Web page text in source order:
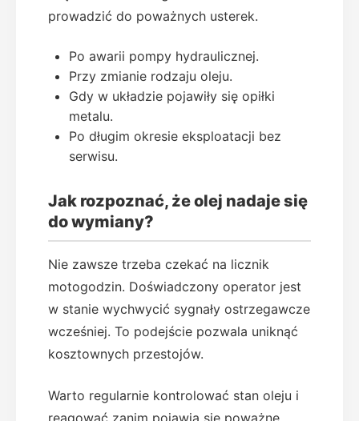
prowadzić do poważnych usterek.
Po awarii pompy hydraulicznej.
Przy zmianie rodzaju oleju.
Gdy w układzie pojawiły się opiłki
metalu.
Po długim okresie eksploatacji bez
serwisu.
Jak rozpoznać, że olej nadaje się
do wymiany?
Nie zawsze trzeba czekać na licznik
motogodzin. Doświadczony operator jest
w stanie wychwycić sygnały ostrzegawcze
wcześniej. To podejście pozwala uniknąć
kosztownych przestojów.
Warto regularnie kontrolować stan oleju i
reagować zanim pojawią się poważne